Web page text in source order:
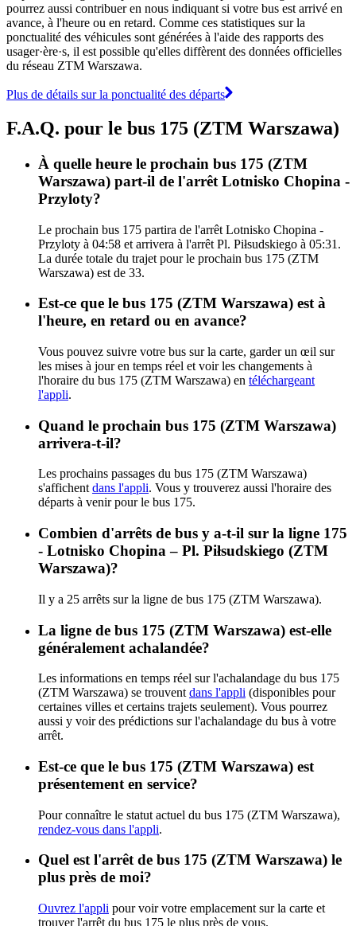
pourrez aussi contribuer en nous indiquant si votre bus est arrivé en
avance, à l'heure ou en retard. Comme ces statistiques sur la
ponctualité des véhicules sont générées à l'aide des rapports des
usager·ère·s, il est possible qu'elles diffèrent des données officielles
du réseau ZTM Warszawa.
Plus de détails sur la ponctualité des départs
F.A.Q. pour le bus 175 (ZTM Warszawa)
À quelle heure le prochain bus 175 (ZTM
Warszawa) part-il de l'arrêt Lotnisko Chopina -
Przyloty?
Le prochain bus 175 partira de l'arrêt Lotnisko Chopina -
Przyloty à 04:58 et arrivera à l'arrêt Pl. Piłsudskiego à 05:31.
La durée totale du trajet pour le prochain bus 175 (ZTM
Warszawa) est de 33.
Est-ce que le bus 175 (ZTM Warszawa) est à
l'heure, en retard ou en avance?
Vous pouvez suivre votre bus sur la carte, garder un œil sur
les mises à jour en temps réel et voir les changements à
l'horaire du bus 175 (ZTM Warszawa) en téléchargeant
l'appli.
Quand le prochain bus 175 (ZTM Warszawa)
arrivera-t-il?
Les prochains passages du bus 175 (ZTM Warszawa)
s'affichent dans l'appli. Vous y trouverez aussi l'horaire des
départs à venir pour le bus 175.
Combien d'arrêts de bus y a-t-il sur la ligne 175
- Lotnisko Chopina – Pl. Piłsudskiego (ZTM
Warszawa)?
Il y a 25 arrêts sur la ligne de bus 175 (ZTM Warszawa).
La ligne de bus 175 (ZTM Warszawa) est-elle
généralement achalandée?
Les informations en temps réel sur l'achalandage du bus 175
(ZTM Warszawa) se trouvent dans l'appli (disponibles pour
certaines villes et certains trajets seulement). Vous pourrez
aussi y voir des prédictions sur l'achalandage du bus à votre
arrêt.
Est-ce que le bus 175 (ZTM Warszawa) est
présentement en service?
Pour connaître le statut actuel du bus 175 (ZTM Warszawa),
rendez-vous dans l'appli.
Quel est l'arrêt de bus 175 (ZTM Warszawa) le
plus près de moi?
Ouvrez l'appli pour voir votre emplacement sur la carte et
trouver l'arrêt du bus 175 le plus près de vous.